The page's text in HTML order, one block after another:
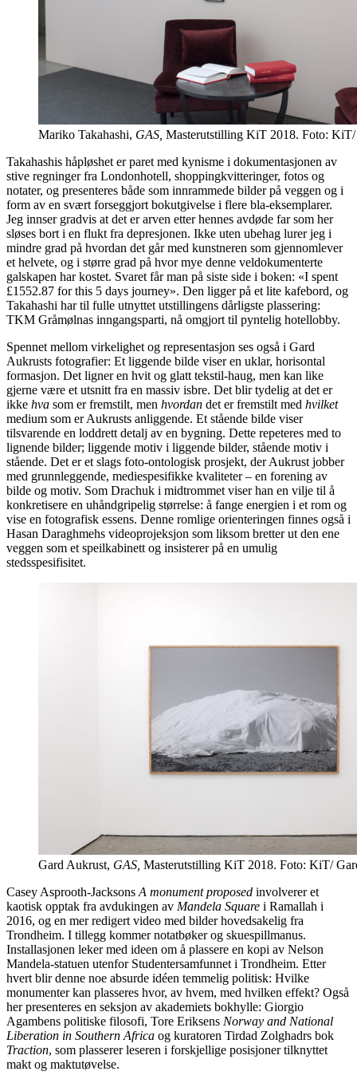
Mariko Takahashi, GAS, Masterutstilling KiT 2018. Foto:
Takahashis håpløshet er paret med kynisme i dokumentasjonen av
stive regninger fra Londonhotell, shoppingkvitteringer, fotos og
notater, og presenteres både som innrammede bilder på veggen og i
form av en svært forseggjort bokutgivelse i flere bla-eksemplarer.
Jeg innser gradvis at det er arven etter hennes avdøde far som her
sløses bort i en flukt fra depresjonen. Ikke uten ubehag lurer jeg i
mindre grad på hvordan det går med kunstneren som gjennomlever
et helvete, og i større grad på hvor mye denne veldokumenterte
galskapen har kostet. Svaret får man på siste side i boken: «I spent
£1552.87 for this 5 days journey». Den ligger på et lite kafebord, og
Takahashi har til fulle utnyttet utstillingens dårligste plassering:
TKM Gråmølnas inngangsparti, nå omgjort til pyntelig hotellobby.
Spennet mellom virkelighet og representasjon ses også i Gard
Aukrusts fotografier: Et liggende bilde viser en uklar, horisontal
formasjon. Det ligner en hvit og glatt tekstil-haug, men kan like
gjerne være et utsnitt fra en massiv isbre. Det blir tydelig at det er
ikke hva som er fremstilt, men hvordan det er fremstilt med hvilket
medium som er Aukrusts anliggende. Et stående bilde viser
tilsvarende en loddrett detalj av en bygning. Dette repeteres med to
lignende bilder; liggende motiv i liggende bilder, stående motiv i
stående. Det er et slags foto-ontologisk prosjekt, der Aukrust jobber
med grunnleggende, mediespesifikke kvaliteter – en forening av
bilde og motiv. Som Drachuk i midtrommet viser han en vilje til å
konkretisere en uhåndgripelig størrelse: å fange energien i et rom og
vise en fotografisk essens. Denne romlige orienteringen finnes også i
Hasan Daraghmehs videoprojeksjon som liksom bretter ut den ene
veggen som et speilkabinett og insisterer på en umulig
stedsspesifisitet.
Gard Aukrust, GAS, Masterutstilling KiT 2018. Foto: KiT/
Casey Asprooth-Jacksons A monument proposed involverer et
kaotisk opptak fra avdukingen av Mandela Square i Ramallah i
2016, og en mer redigert video med bilder hovedsakelig fra
Trondheim. I tillegg kommer notatbøker og skuespillmanus.
Installasjonen leker med ideen om å plassere en kopi av Nelson
Mandela-statuen utenfor Studentersamfunnet i Trondheim. Etter
hvert blir denne noe absurde idéen temmelig politisk: Hvilke
monumenter kan plasseres hvor, av hvem, med hvilken effekt? Også
her presenteres en seksjon av akademiets bokhylle: Giorgio
Agambens politiske filosofi, Tore Eriksens Norway and National
Liberation in Southern Africa og kuratoren Tirdad Zolghadrs bok
Traction, som plasserer leseren i forskjellige posisjoner tilknyttet
makt og maktutøvelse.